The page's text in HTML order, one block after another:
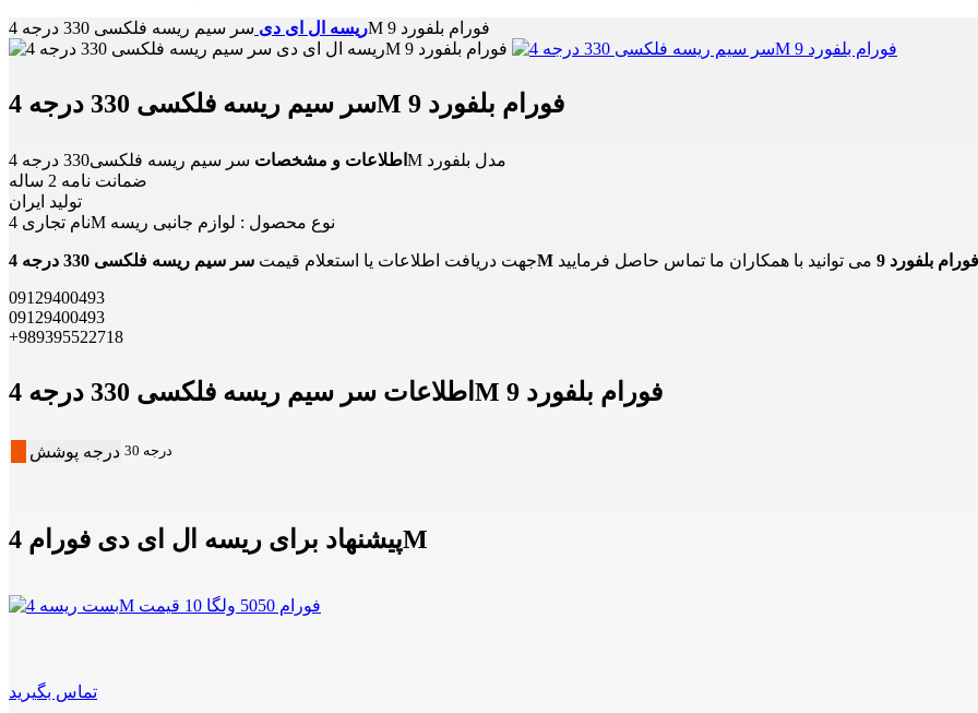
ریسه ال ای دی سر سیم ریسه فلکسی 330 درجه 4M فورام بلفورد 9
سر سیم ریسه فلکسی 330 درجه 4M فورام بلفورد 9
اطلاعات و مشخصات
سر سیم ریسه فلکسی330 درجه 4M مدل بلفورد
ضمانت نامه 2 ساله
تولید ایران
نام تجاری 4M نوع محصول : لوازم جانبی ریسه
جهت دریافت اطلاعات یا استعلام قیمت سر سیم ریسه فلکسی 330 درجه 4M فورام بلفورد 9
09129400493
09129400493
+989395522718
اطلاعات سر سیم ریسه فلکسی 330 درجه 4M فورام بلفورد 9
درجه پوشش 30 درجه
پیشنهاد برای ریسه ال ای دی فورام 4M
تماس بگیرید